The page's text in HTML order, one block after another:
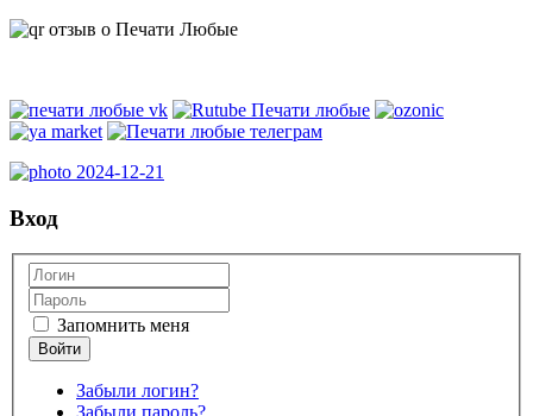
Вход
Запомнить меня
Забыли логин?
Забыли пароль?